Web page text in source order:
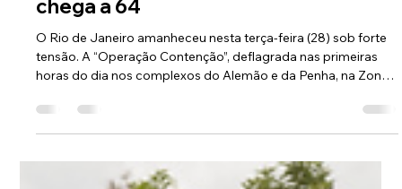
Conexão Verdade
28 de out. de 2025
Mortos em megaoperação nos
chega a 64